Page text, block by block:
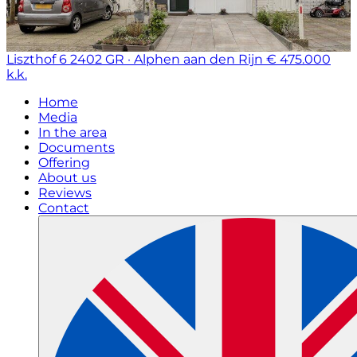
Liszthof 6 2402 GR · Alphen aan den Rijn € 475.000
k.k.
Home
Media
In the area
Documents
Offering
About us
Reviews
Contact